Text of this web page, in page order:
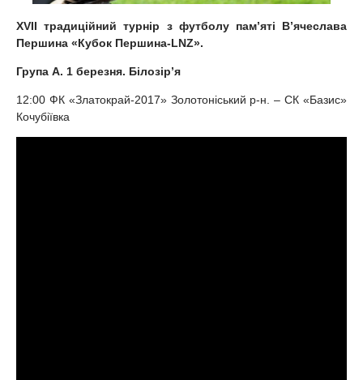
XVІI традиційний турнір з футболу пам’яті В’ячеслава
Першина «Кубок Першина-LNZ».
Група А. 1 березня. Білозір’я
12:00 ФК «Златокрай-2017» Золотоніський р-н. – СК «Базис»
Кочубіївка